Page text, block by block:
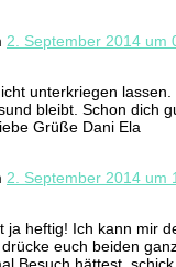
2. September 2014 um
unterkriegen lassen.
bleibt. Schon dich
Grüße Dani Ela
2. September 2014 um
ja heftig! Ich kann mir
euch beiden
Besuch hättest,